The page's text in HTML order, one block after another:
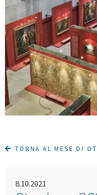
TORNA AL MESE DI
8.10.2021